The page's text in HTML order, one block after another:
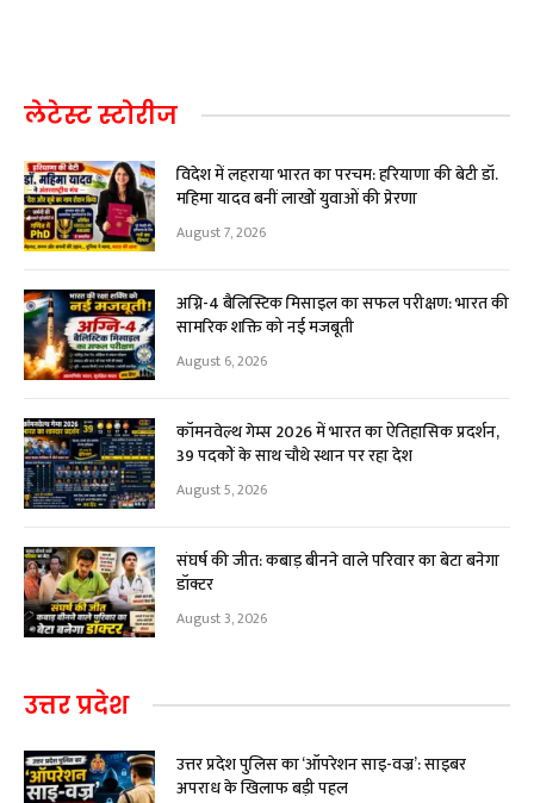
लेटेस्ट स्टोरीज
विदेश में लहराया भारत का परचम: हरियाणा की बेटी डॉ.
महिमा यादव बनीं लाखों युवाओं की प्रेरणा
August 7, 2026
अग्नि-4 बैलिस्टिक मिसाइल का सफल परीक्षण: भारत की
सामरिक शक्ति को नई मजबूती
August 6, 2026
कॉमनवेल्थ गेम्स 2026 में भारत का ऐतिहासिक प्रदर्शन,
39 पदकों के साथ चौथे स्थान पर रहा देश
August 5, 2026
संघर्ष की जीत: कबाड़ बीनने वाले परिवार का बेटा बनेगा
डॉक्टर
August 3, 2026
उत्तर प्रदेश
उत्तर प्रदेश पुलिस का ‘ऑपरेशन साइ-वज्र’: साइबर
अपराध के खिलाफ बड़ी पहल